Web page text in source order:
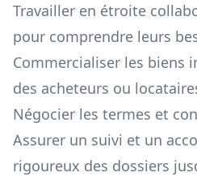
Travailler en étroite
pour comprendre leurs
Commercialiser les biens
des acheteurs ou
Négocier les termes et
Assurer un suivi et un
rigoureux des dossiers